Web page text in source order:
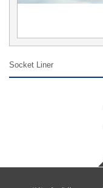
Socket Liner